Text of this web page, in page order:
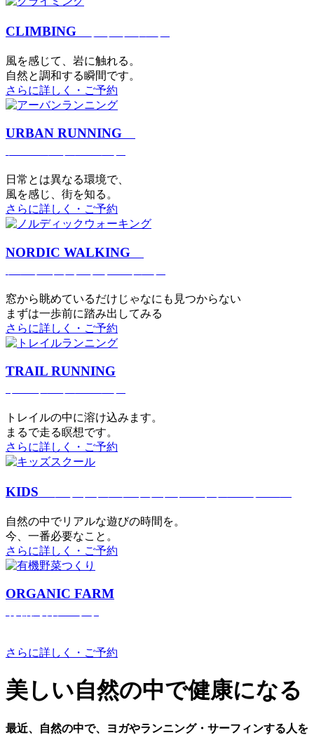
CLIMBING
⾵を感じて、岩に触れる。
⾃然と調和する瞬間です。
さらに詳しく・ご予約
URBAN RUNNING
日常とは異なる環境で、
風を感じ、街を知る。
さらに詳しく・ご予約
NORDIC WALKING
窓から眺めているだけじゃなにも見つからない
まずは一歩前に踏み出してみる
さらに詳しく・ご予約
TRAIL RUNNING
トレイルの中に溶け込みます。
まるで⾛る瞑想です。
さらに詳しく・ご予約
KIDS
⾃然の中でリアルな遊びの時間を。
今、⼀番必要なこと。
さらに詳しく・ご予約
ORGANIC FARM
さらに詳しく・ご予約
美しい⾃然の中で健康になる
最近、⾃然の中で、ヨガやランニング・サーフィンする⼈を